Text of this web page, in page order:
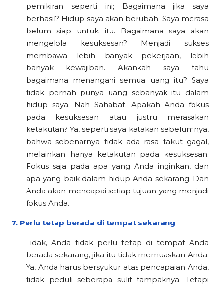
pemikiran seperti ini; Bagaimana jika saya
berhasil? Hidup saya akan berubah. Saya merasa
belum siap untuk itu. Bagaimana saya akan
mengelola kesuksesan? Menjadi sukses
membawa lebih banyak pekerjaan, lebih
banyak kewajiban. Akankah saya tahu
bagaimana menangani semua uang itu? Saya
tidak pernah punya uang sebanyak itu dalam
hidup saya. Nah Sahabat. Apakah Anda fokus
pada kesuksesan atau justru merasakan
ketakutan? Ya, seperti saya katakan sebelumnya,
bahwa sebenarnya tidak ada rasa takut gagal,
melainkan hanya ketakutan pada kesuksesan.
Fokus saja pada apa yang Anda inginkan, dan
apa yang baik dalam hidup Anda sekarang. Dan
Anda akan mencapai setiap tujuan yang menjadi
fokus Anda.
7. Perlu tetap berada di tempat sekarang
Tidak, Anda tidak perlu tetap di tempat Anda
berada sekarang, jika itu tidak memuaskan Anda.
Ya, Anda harus bersyukur atas pencapaian Anda,
tidak peduli seberapa sulit tampaknya. Tetapi